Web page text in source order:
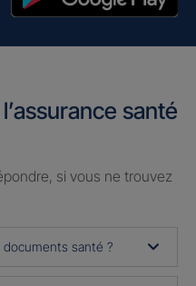
santé
si vous ne trouvez
santé ?